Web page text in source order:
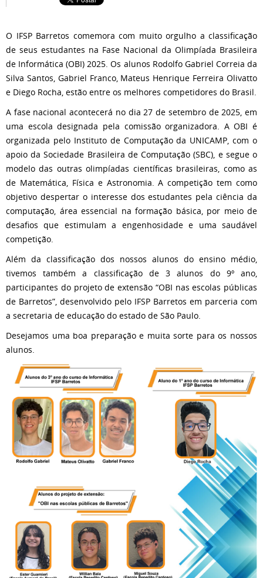
O IFSP Barretos comemora com muito orgulho a classificação
de seus estudantes na Fase Nacional da Olimpíada Brasileira
de Informática (OBI) 2025. Os alunos Rodolfo Gabriel Correia da
Silva Santos, Gabriel Franco, Mateus Henrique Ferreira Olivatto
e Diego Rocha, estão entre os melhores competidores do Brasil.
A fase nacional acontecerá no dia 27 de setembro de 2025, em
uma escola designada pela comissão organizadora. A OBI é
organizada pelo Instituto de Computação da UNICAMP, com o
apoio da Sociedade Brasileira de Computação (SBC), e segue o
modelo das outras olimpíadas científicas brasileiras, como as
de Matemática, Física e Astronomia. A competição tem como
objetivo despertar o interesse dos estudantes pela ciência da
computação, área essencial na formação básica, por meio de
desafios que estimulam a engenhosidade e uma saudável
competição.
Além da classificação dos nossos alunos do ensino médio,
tivemos também a classificação de 3 alunos do 9º ano,
participantes do projeto de extensão “OBI nas escolas públicas
de Barretos”, desenvolvido pelo IFSP Barretos em parceria com
a secretaria de educação do estado de São Paulo.
Desejamos uma boa preparação e muita sorte para os nossos
alunos.